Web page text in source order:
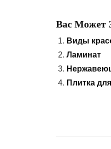
Вас Может
Виды
Ламинат
Плитка